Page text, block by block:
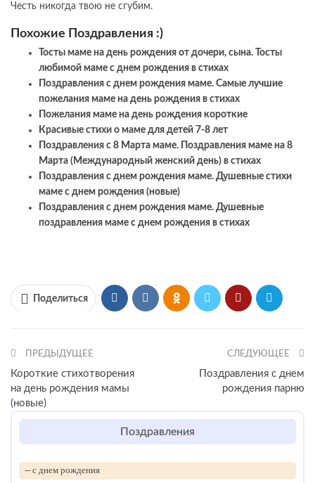
Честь никогда твою не сгубим.
Похожие Поздравления :)
Тосты маме на день рождения от дочери, сына. Тосты
любимой маме с днем рождения в стихах
Поздравления с днем рождения маме. Самые лучшие
пожелания маме на день рождения в стихах
Пожелания маме на день рождения короткие
Красивые стихи о маме для детей 7-8 лет
Поздравления с 8 Марта маме. Поздравления маме на 8
Марта (Международный женский день) в стихах
Поздравления с днем рождения маме. Душевные стихи
маме с днем рождения (новые)
Поздравления с днем рождения маме. Душевные
поздравления маме с днем рождения в стихах
Поделиться
ПРЕДЫДУЩЕЕ
Короткие стихотворения
на день рождения мамы
(новые)
СЛЕДУЮЩЕЕ
Поздравления с днем
рождения парню
Поздравления
-- с днем рождения